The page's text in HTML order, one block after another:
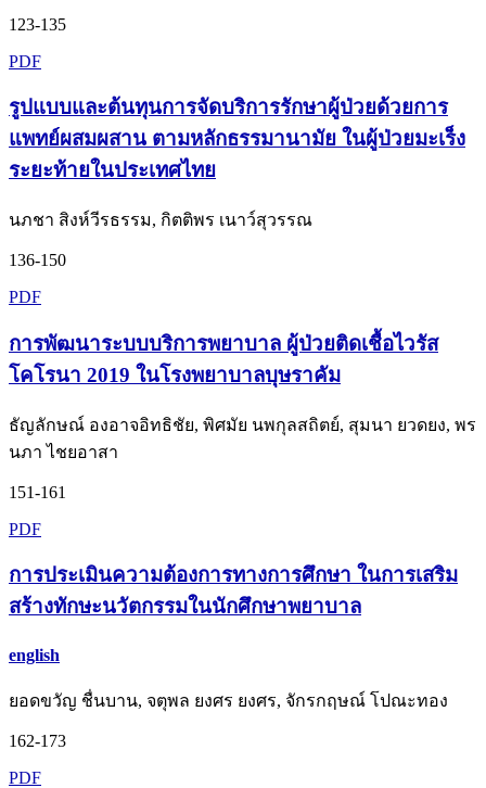
123-135
PDF
รูปแบบและต้นทุนการจัดบริการรักษาผู้ป่วยด้วยการ
แพทย์ผสมผสาน ตามหลักธรรมานามัย ในผู้ป่วยมะเร็ง
ระยะท้ายในประเทศไทย
นภชา สิงห์วีรธรรม, กิตติพร เนาว์สุวรรณ
136-150
PDF
การพัฒนาระบบบริการพยาบาล ผู้ป่วยติดเชื้อไวรัส
โคโรนา 2019 ในโรงพยาบาลบุษราคัม
ธัญลักษณ์ องอาจอิทธิชัย, พิศมัย นพกุลสถิตย์, สุมนา ยวดยง, พร
นภา ไชยอาสา
151-161
PDF
การประเมินความต้องการทางการศึกษา ในการเสริม
สร้างทักษะนวัตกรรมในนักศึกษาพยาบาล
english
ยอดขวัญ ชื่นบาน, จตุพล ยงศร ยงศร, จักรกฤษณ์ โปณะทอง
162-173
PDF